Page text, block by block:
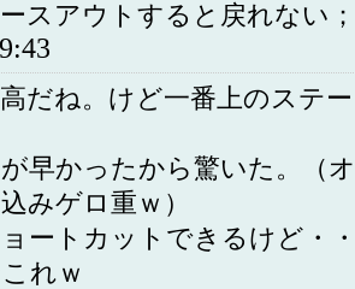
スアウトすると戻れない
だね。けど一番上のステ
早かったから驚いた。（
みゲロ重ｗ）
ートカットできるけど・
れｗ